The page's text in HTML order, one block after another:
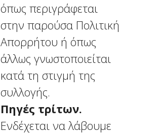
όπως περιγράφεται
στην παρούσα Πολιτική
Απορρήτου ή όπως
άλλως γνωστοποιείται
κατά τη στιγμή της
συλλογής.
Πηγές τρίτων.
Ενδέχεται να λάβουμε